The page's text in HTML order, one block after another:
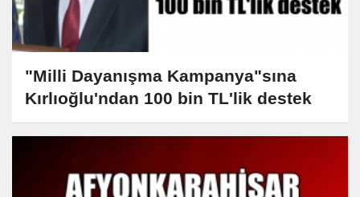
"Milli Dayanışma Kampanya"sına
Kırlıoğlu'ndan 100 bin TL'lik destek